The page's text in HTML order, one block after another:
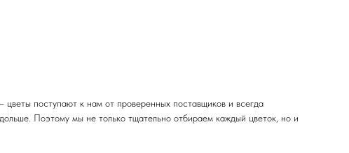
поступают к нам от проверенных поставщиков и всегда
Поэтому мы не только тщательно отбираем каждый цветок, но и